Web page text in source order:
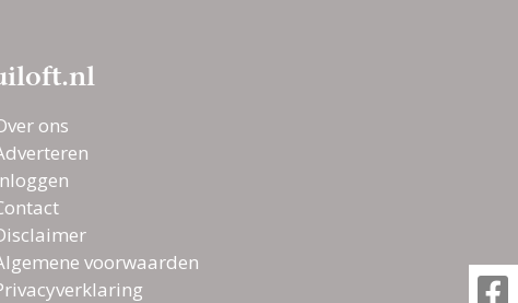
ons
voorwaarden